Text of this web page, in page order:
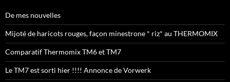
De mes nouvelles
Mijoté de haricots rouges, façon minestrone * riz* au THERMOMIX
Comparatif Thermomix TM6 et TM7
Le TM7 est sorti hier !!!! Annonce de Vorwerk